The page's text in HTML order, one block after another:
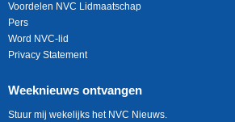
Voordelen NVC Lidmaatschap
Pers
Word NVC-lid
Privacy Statement
Weeknieuws ontvangen
Stuur mij wekelijks het NVC Nieuws.